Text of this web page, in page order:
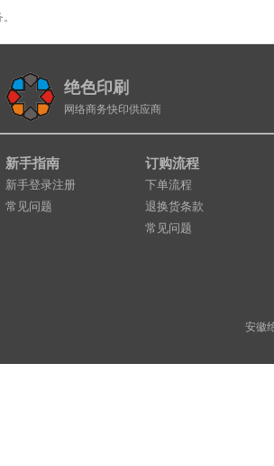
绝色印刷
网络商务快印供应商
新手指南
新手登录注册
常见问题
订购流程
下单流程
退换货条款
常见问题
安徽